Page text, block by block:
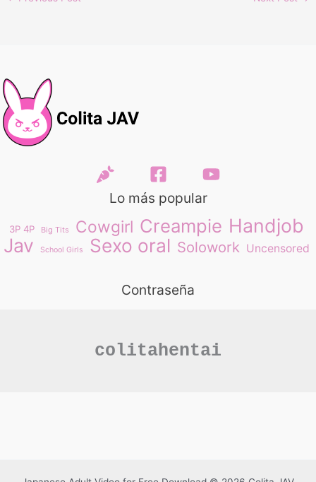
Lo más popular
3P 4P Big Tits Cowgirl Creampie Handjob
Jav
School Girls Sexo oral Solowork Uncensored
Contraseña
colitahentai